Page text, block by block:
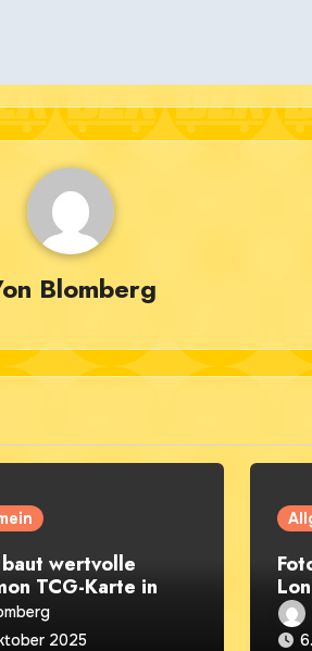
Blomberg
baut wertvolle
TCG-Karte in
ein
2025